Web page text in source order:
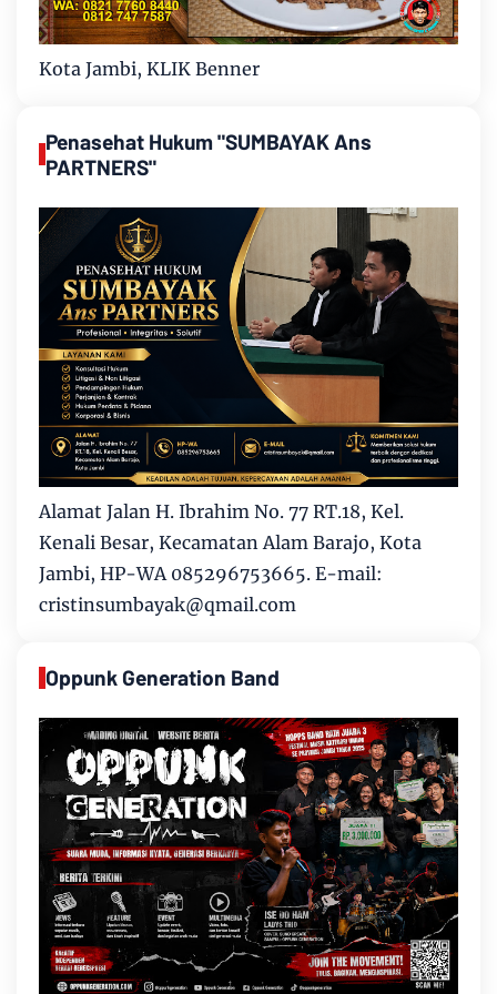
Kota Jambi, KLIK Benner
Penasehat Hukum "SUMBAYAK Ans
PARTNERS"
Alamat Jalan H. Ibrahim No. 77 RT.18, Kel.
Kenali Besar, Kecamatan Alam Barajo, Kota
Jambi, HP-WA 085296753665. E-mail:
cristinsumbayak@qmail.com
Oppunk Generation Band